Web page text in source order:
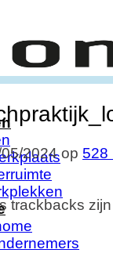
2024op 528
trackbacks